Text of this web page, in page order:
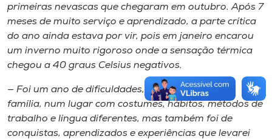
primeiras nevascas que chegaram em outubro. Após 7
meses de muito serviço e aprendizado, a parte crítica
do ano ainda estava por vir, pois em janeiro encarou
um inverno muito rigoroso onde a sensação térmica
chegou a 40 graus Celsius negativos.
— Foi um ano de dificuldades, por estar longe da
família, num lugar com costumes, hábitos, métodos de
trabalho e língua diferentes, mas também foi de
conquistas, aprendizados e experiências que levarei